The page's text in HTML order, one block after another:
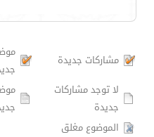
مشاركات جديدة
لا توجد مشاركات
جديدة
الموضوع مغلق